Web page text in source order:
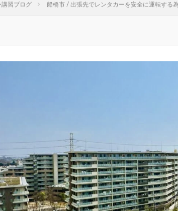
講習ブログ 船橋市 / 出張先でレンタカーを安全に運転する